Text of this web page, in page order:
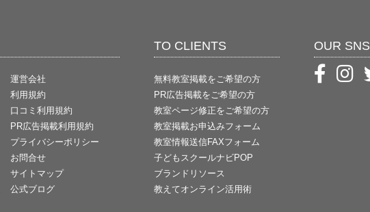
運営会社
利用規約
口コミ利用規約
PR広告掲載利用規約
プライバシーポリシー
お問合せ
サイトマップ
公式ブログ
TO CLIENTS
無料教室掲載をご希望の方
PR広告掲載をご希望の方
教室ページ修正をご希望の方
教室掲載お申込みフォーム
教室情報送信FAXフォーム
子どもスクールナビPOP
ブランドリソース
教えてオンライン活用術
OUR SNS